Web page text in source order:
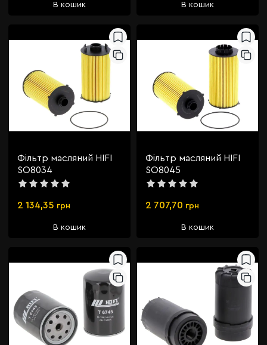
В кошик В кошик
Фільтр масляний HIFI
SO8034
2 134,35 грн
В кошик
Фільтр масляний HIFI
SO8045
2 707,70 грн
В кошик